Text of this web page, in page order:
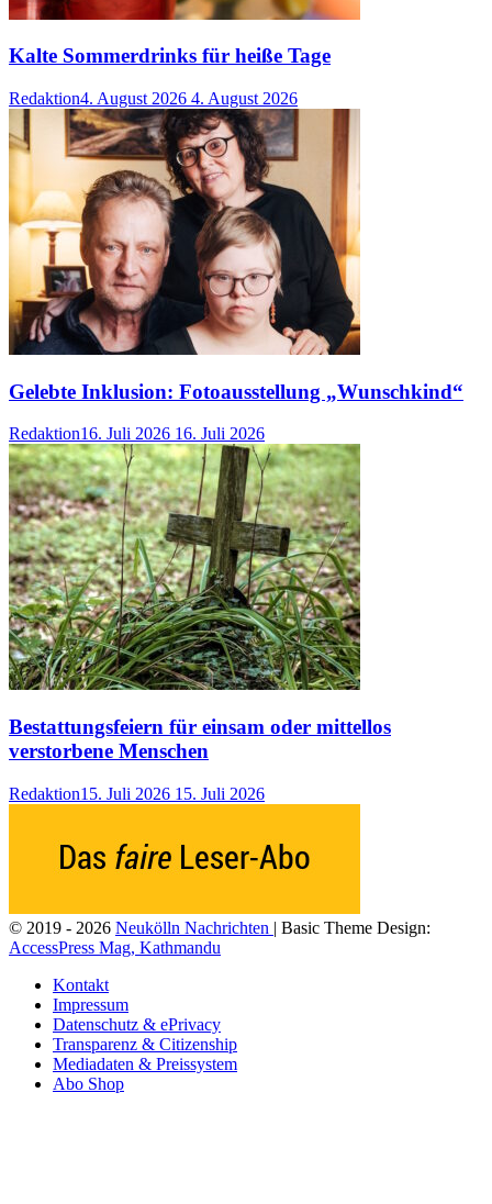
Kalte Sommerdrinks für heiße Tage
Redaktion4. August 2026 4. August 2026
Gelebte Inklusion: Fotoausstellung „Wunschkind“
Redaktion16. Juli 2026 16. Juli 2026
Bestattungsfeiern für einsam oder mittellos
verstorbene Menschen
Redaktion15. Juli 2026 15. Juli 2026
© 2019 - 2026 Neukölln Nachrichten | Basic Theme Design:
AccessPress Mag, Kathmandu
Kontakt
Impressum
Datenschutz & ePrivacy
Transparenz & Citizenship
Mediadaten & Preissystem
Abo Shop